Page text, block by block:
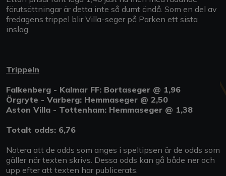
förutsättningar är detta inte så dumt ändå. Som en del av
fredagens trippel blir Villa-seger på Parken ett sista
inslag.
Trippeln
Falkenberg - Kalmar FF: Bortaseger @ 1,96
Örgryte - Varberg: Hemmaseger @ 2,50
Aston Villa - Tottenham: Hemmaseger @ 1,38
Totalt odds: 6,76
Notera att de odds som anges i speltipsen är de odds som
gäller när texten skrivs. Dessa odds kan gå både ner och
upp efter att texten har publicerats.